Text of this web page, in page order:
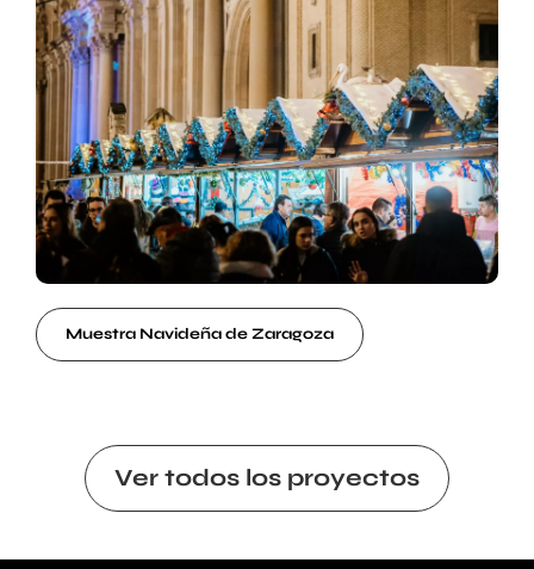
Muestra Navideña de Zaragoza
Ver todos los proyectos